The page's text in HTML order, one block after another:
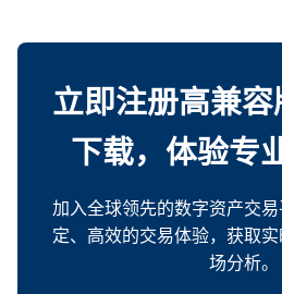
立即注册高兼
下载，体验专
加入全球领先的数字资产交
定、高效的交易体验，获取
场分析。